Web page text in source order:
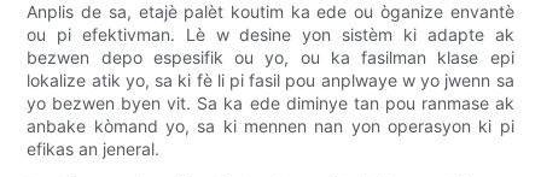
Anplis de sa, etajè palèt koutim ka ede ou òganize envantè
ou pi efektivman. Lè w desine yon sistèm ki adapte ak
bezwen depo espesifik ou yo, ou ka fasilman klase epi
lokalize atik yo, sa ki fè li pi fasil pou anplwaye w yo jwenn sa
yo bezwen byen vit. Sa ka ede diminye tan pou ranmase ak
anbake kòmand yo, sa ki mennen nan yon operasyon ki pi
efikas an jeneral.